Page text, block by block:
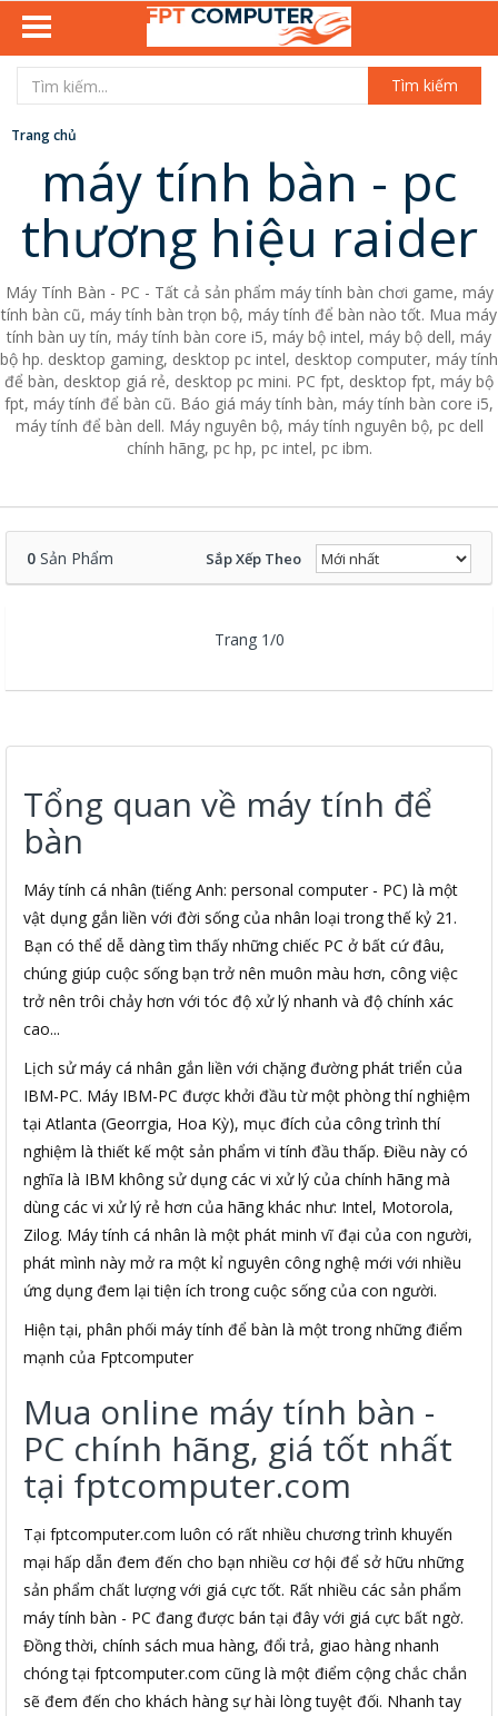
Tìm kiếm
Trang chủ
máy tính bàn - pc
thương hiệu raider
Máy Tính Bàn - PC - Tất cả sản phẩm máy tính bàn chơi game, máy
tính bàn cũ, máy tính bàn trọn bộ, máy tính để bàn nào tốt. Mua máy
tính bàn uy tín, máy tính bàn core i5, máy bộ intel, máy bộ dell, máy
bộ hp. desktop gaming, desktop pc intel, desktop computer, máy tính
để bàn, desktop giá rẻ, desktop pc mini. PC fpt, desktop fpt, máy bộ
fpt, máy tính để bàn cũ. Báo giá máy tính bàn, máy tính bàn core i5,
máy tính để bàn dell. Máy nguyên bộ, máy tính nguyên bộ, pc dell
chính hãng, pc hp, pc intel, pc ibm.
0 Sản Phẩm Sắp Xếp Theo
Trang 1/0
Tổng quan về máy tính để
bàn
Máy tính cá nhân (tiếng Anh: personal computer - PC) là một
vật dụng gắn liền với đời sống của nhân loại trong thế kỷ 21.
Bạn có thể dễ dàng tìm thấy những chiếc PC ở bất cứ đâu,
chúng giúp cuộc sống bạn trở nên muôn màu hơn, công việc
trở nên trôi chảy hơn với tóc độ xử lý nhanh và độ chính xác
cao...
Lịch sử máy cá nhân gắn liền với chặng đường phát triển của
IBM-PC. Máy IBM-PC được khởi đầu từ một phòng thí nghiệm
tại Atlanta (Georrgia, Hoa Kỳ), mục đích của công trình thí
nghiệm là thiết kế một sản phẩm vi tính đầu thấp. Điều này có
nghĩa là IBM không sử dụng các vi xử lý của chính hãng mà
dùng các vi xử lý rẻ hơn của hãng khác như: Intel, Motorola,
Zilog. Máy tính cá nhân là một phát minh vĩ đại của con người,
phát mình này mở ra một kỉ nguyên công nghệ mới với nhiều
ứng dụng đem lại tiện ích trong cuộc sống của con người.
Hiện tại, phân phối máy tính để bàn là một trong những điểm
mạnh của Fptcomputer
Mua online máy tính bàn -
PC chính hãng, giá tốt nhất
tại fptcomputer.com
Tại fptcomputer.com luôn có rất nhiều chương trình khuyến
mại hấp dẫn đem đến cho bạn nhiều cơ hội để sở hữu những
sản phẩm chất lượng với giá cực tốt. Rất nhiều các sản phẩm
máy tính bàn - PC đang được bán tại đây với giá cực bất ngờ.
Đồng thời, chính sách mua hàng, đổi trả, giao hàng nhanh
chóng tại fptcomputer.com cũng là một điểm cộng chắc chắn
sẽ đem đến cho khách hàng sự hài lòng tuyệt đối. Nhanh tay